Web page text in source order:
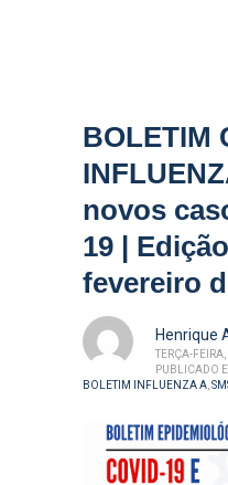
BOLETIM
novos
19 |
fevereiro
Henrique
TERÇA-
PUBLICADO
BOLETIM INFLUENZA A